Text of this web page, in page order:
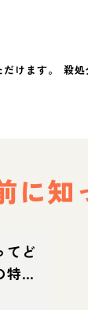
けます。 殺
に知
てど
特